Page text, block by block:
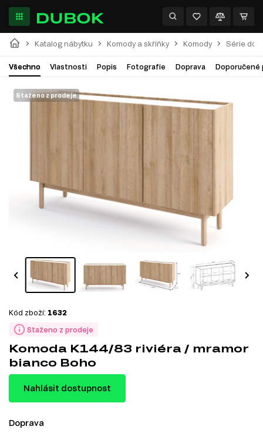
Katalog nábytku Komody a skříňky Komody Série do
Všechno Vlastnosti Popis Fotografie Doprava Doporučené
Staženo z prodeje
Staženo z prodeje
Kód zboží: 1632
Komoda K144/83 riviéra / mramor
bianco Boho
Nahlásit dostupnost
Doprava